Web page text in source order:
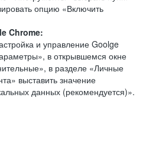
опцию «Включить
Chrome:
и управление Goolge
в открывшемся окне
в разделе «Личные
выставить значение
данных (рекомендуется)».